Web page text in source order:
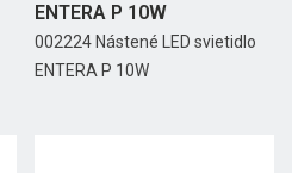
ENTERA P 10W
002224 Nástené LED svietidlo
ENTERA P 10W